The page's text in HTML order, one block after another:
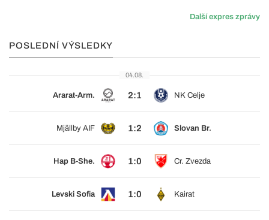
Další expres zprávy
POSLEDNÍ VÝSLEDKY
04.08.
Ararat-Arm. 2:1 NK Celje
Mjällby AIF 1:2 Slovan Br.
Hap B-She. 1:0 Cr. Zvezda
Levski Sofia 1:0 Kairat